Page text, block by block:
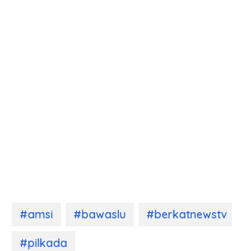
#amsi #bawaslu #berkatnewstv
#pilkada